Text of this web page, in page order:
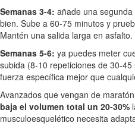
Semanas 3-4: añade una
bien. Sube a 60-75 minutos y
Mantén una salida larga en asfalto.
Semanas 5-6: ya puedes meter
subida (8-10 repeticiones de 30-
fuerza específica mejor que
Avanzados que vengan de
baja el volumen total un 20-30%
musculoesquelético necesita